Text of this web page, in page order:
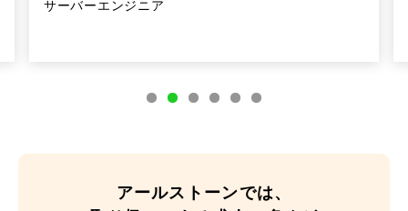
サーバーエンジニア
アールストーンでは、